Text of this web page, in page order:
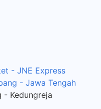
- JNE Express
- Jawa Tengah
- Kedungreja